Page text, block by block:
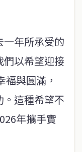
年所承受的
以希望迎接
與圓滿，
這種希望不
年攜手實